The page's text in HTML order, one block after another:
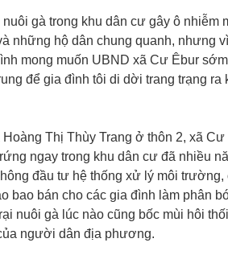
nuôi gà trong khu dân cư gây ô
những hộ dân chung quanh, nhưng
mong muốn UBND xã Cư Êbur
để gia đình tôi di dời trang trạng
Thị Thùy Trang ở thôn 2, xã
ngay trong khu dân cư đã nhiều
đầu tư hệ thống xử lý môi
bao bán cho các gia đình làm phân
nuôi gà lúc nào cũng bốc mùi hôi
người dân địa phương.